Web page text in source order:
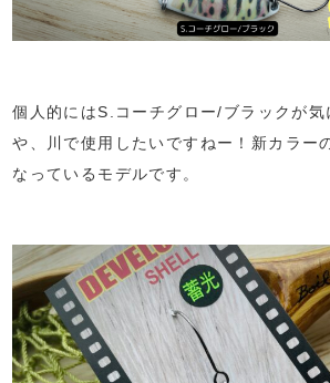
個人的にはS.コーチグロー/ブラックが気
や、川で使用したいですねー！新カラー
なっているモデルです。